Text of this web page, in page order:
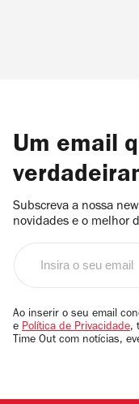
Um email
Subscreva a nossa
novidades e o melhor
email
Ao inserir o seu email
e Política de Privacidade,
Time Out com notícias,